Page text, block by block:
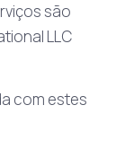
são
LLC
com estes